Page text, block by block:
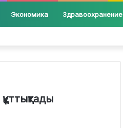
Экономика Здравоохранение